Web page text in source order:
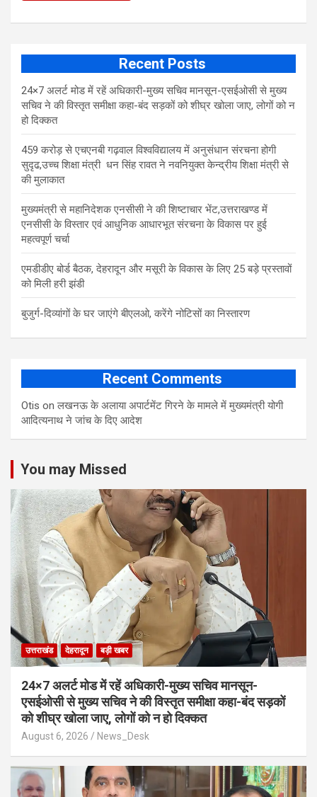
Recent Posts
24×7 अलर्ट मोड में रहें अधिकारी-मुख्य सचिव मानसून-एसईओसी से मुख्य
सचिव ने की विस्तृत समीक्षा कहा-बंद सड़कों को शीघ्र खोला जाए, लोगों को न
हो दिक्कत
459 करोड़ से एचएनबी गढ़वाल विश्वविद्यालय में अनुसंधान संरचना होगी
सुदृढ,उच्च शिक्षा मंत्री धन सिंह रावत ने नवनियुक्त केन्द्रीय शिक्षा मंत्री से
की मुलाकात
मुख्यमंत्री से महानिदेशक एनसीसी ने की शिष्टाचार भेंट,उत्तराखण्ड में
एनसीसी के विस्तार एवं आधुनिक आधारभूत संरचना के विकास पर हुई
महत्वपूर्ण चर्चा
एमडीडीए बोर्ड बैठक, देहरादून और मसूरी के विकास के लिए 25 बड़े प्रस्तावों
को मिली हरी झंडी
बुजुर्ग-दिव्यांगों के घर जाएंगे बीएलओ, करेंगे नोटिसों का निस्तारण
Recent Comments
Otis onलखनऊ के अलाया अपार्टमेंट गिरने के मामले में मुख्‍यमंत्री योगी
आद‍ित्‍यनाथ ने जांच के द‍िए आदेश
You may Missed
उत्तराखंड देहरादून बड़ी खबर
24×7 अलर्ट मोड में रहें अधिकारी-मुख्य सचिव मानसून-
एसईओसी से मुख्य सचिव ने की विस्तृत समीक्षा कहा-बंद सड़कों
को शीघ्र खोला जाए, लोगों को न हो दिक्कत
August 6, 2026 News_Desk